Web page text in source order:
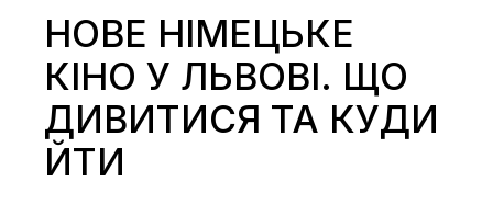
НОВЕ НІМЕЦЬКЕ
КІНО У ЛЬВОВІ. ЩО
ДИВИТИСЯ ТА КУДИ
ЙТИ